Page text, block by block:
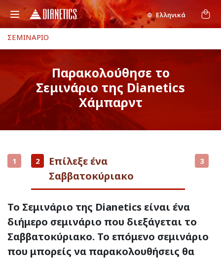
Ελληνικά
ΣΕΜΙΝΑΡΙΟ
Παρακολούθησε το
Σεμινάριο της Dianetics
Χάμπαρντ
1 2
Επίλεξε ένα
Σαββατοκύριακο
3
Το Σεμινάριο της Dianetics είναι ένα
διήμερο σεμινάριο που διεξάγεται το
Σαββατοκύριακο. Το επόμενο σεμινάριο
που μπορείς να παρακολουθήσεις θα